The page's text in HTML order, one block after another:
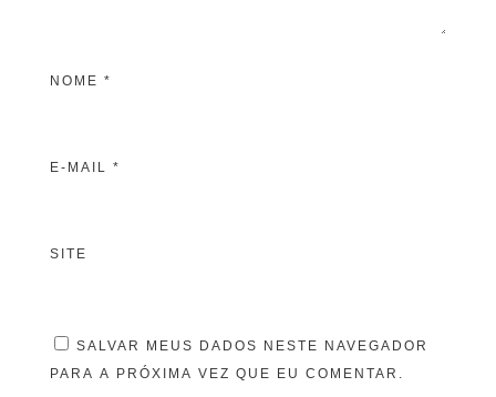
NOME *
E-MAIL *
SITE
SALVAR MEUS DADOS NESTE NAVEGADOR
PARA A PRÓXIMA VEZ QUE EU COMENTAR.